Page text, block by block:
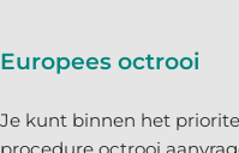
Europees octrooi
Je kunt binnen het
procedure octrooi